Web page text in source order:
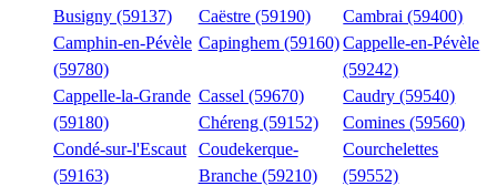
Busigny (59137)
Caëstre (59190)
Cambrai (59400)
Camphin-en-Pévèle
(59780)
Capinghem (59160) Cappelle-en-Pévèle
(59242)
Cappelle-la-Grande
(59180)
Cassel (59670)
Caudry (59540)
Chéreng (59152)
Comines (59560)
Condé-sur-l'Escaut
(59163)
Coudekerque-
Branche (59210)
Courchelettes
(59552)